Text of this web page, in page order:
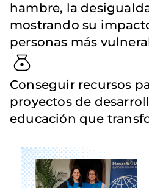
hambre, la
mostrando su
personas más
Conseguir recursos
proyectos de
educación que
Imagen